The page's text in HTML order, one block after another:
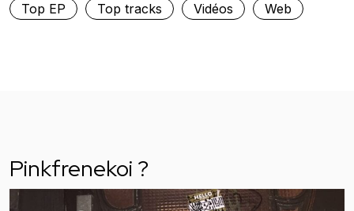
Top EP
Top tracks Vidéos Web
Pinkfrenekoi ?